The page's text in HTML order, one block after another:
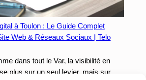
cycle
de
vente
bloque
sur
à Toulon : Le Guide Complet
Web & Réseaux Sociaux | Telo
dans tout le Var, la visibilité en
plus sur un seul levier, mais sur…